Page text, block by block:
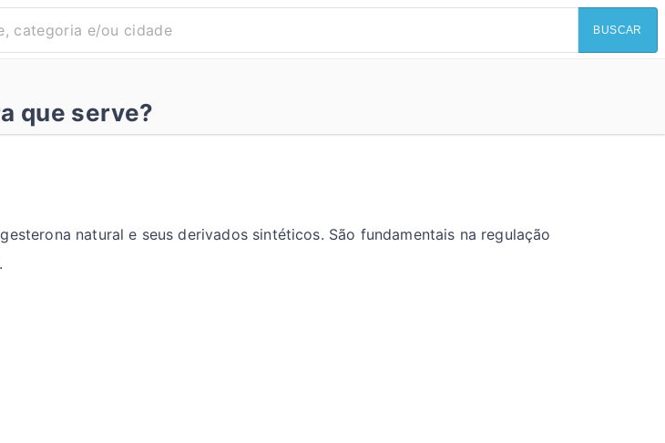
BUSCAR
que serve?
natural e seus derivados sintéticos. São fundamentais na regulação